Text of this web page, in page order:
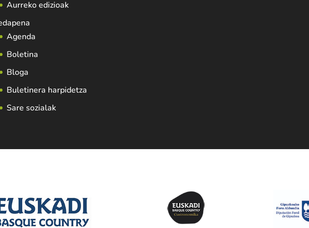
Aurreko edizioak
Agenda
Boletina
Bloga
Buletinera harpidetza
Sare sozialak